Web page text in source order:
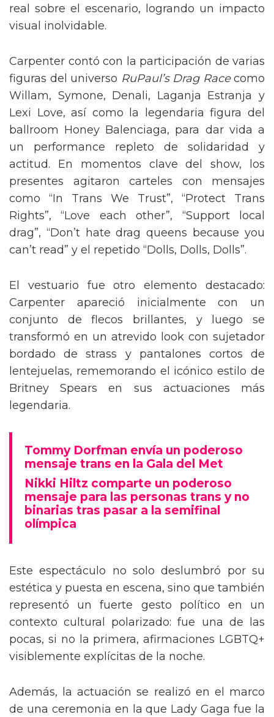
real sobre el escenario, logrando un impacto
visual inolvidable.
Carpenter contó con la participación de varias
figuras del universo RuPaul’s Drag Racecomo
Willam, Symone, Denali, Laganja Estranja y
Lexi Love, así como la legendaria figura del
ballroom Honey Balenciaga, para dar vida a
un performance repleto de solidaridad y
actitud. En momentos clave del show, los
presentes agitaron carteles con mensajes
como “In Trans We Trust”, “Protect Trans
Rights”, “Love each other”, “Support local
drag”, “Don’t hate drag queens because you
can’t read” y el repetido “Dolls, Dolls, Dolls”.
El vestuario fue otro elemento destacado:
Carpenter apareció inicialmente con un
conjunto de flecos brillantes, y luego se
transformó en un atrevido look con sujetador
bordado de strass y pantalones cortos de
lentejuelas, rememorando el icónico estilo de
Britney Spears en sus actuaciones más
legendaria.
Tommy Dorfman envía un poderoso
mensaje trans en la Gala del Met
Nikki Hiltz comparte un poderoso
mensaje para las personas trans y no
binarias tras pasar a la semifinal
olímpica
Este espectáculo no solo deslumbró por su
estética y puesta en escena, sino que también
representó un fuerte gesto político en un
contexto cultural polarizado: fue una de las
pocas, si no la primera, afirmaciones LGBTQ+
visiblemente explícitas de la noche.
Además, la actuación se realizó en el marco
de una ceremonia en la que Lady Gaga fue la